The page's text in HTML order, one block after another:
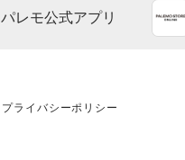
パレモ公式アプリ
プライバシーポリシー